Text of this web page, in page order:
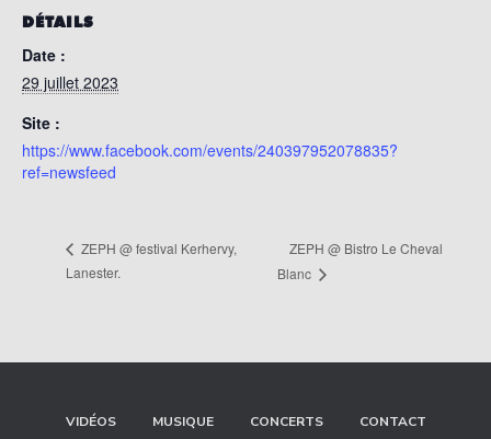
DÉTAILS
Date :
29 juillet 2023
Site :
https://www.facebook.com/events/240397952078835?
ref=newsfeed
ZEPH @ festival Kerhervy,
Lanester.
ZEPH @ Bistro Le Cheval
Blanc
VIDÉOS MUSIQUE CONCERTS CONTACT